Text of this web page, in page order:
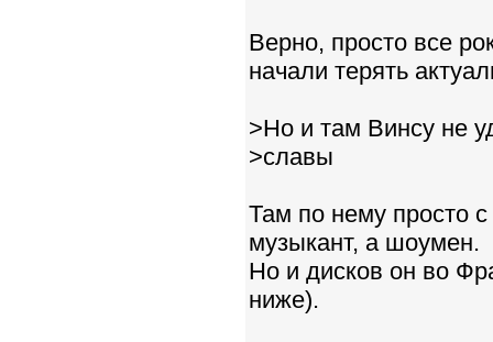
Верно, просто все
начали терять
>Но и там Винсу не
>славы
Там по нему просто
музыкант, а шоумен.
Но и дисков он во
ниже).